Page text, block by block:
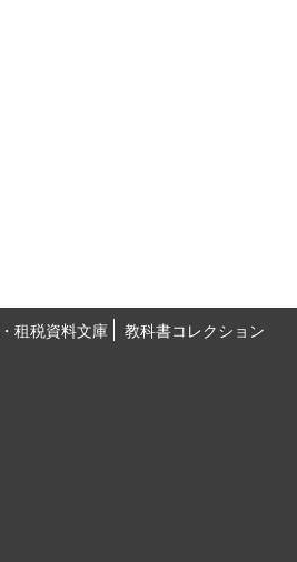
租税資料文庫
教科書コレクション